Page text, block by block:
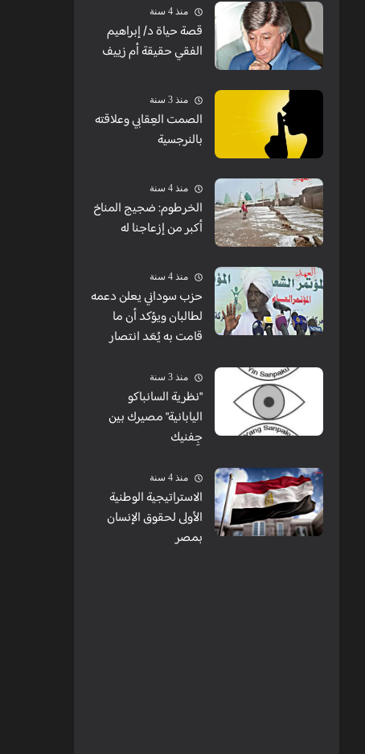
منذ 4 سنة
قصة حياة د/ إبراهيم
الفقي حقيقة أم زييف
منذ 3 سنة
الصمت العِقابي وعلاقته
بالنرجسية
منذ 4 سنة
الخرطوم: ضجيج المناخ
أكبر من إزعاجنا له
منذ 4 سنة
حزب سوداني يعلن دعمه
لطالبان ويؤكد أن ما
قامت به يُعَد انتصار
منذ 3 سنة
"نظرية السانباكو
اليابانية" مصيرك بين
جِفنيك
منذ 4 سنة
الاستراتيجية الوطنية
الأولى لحقوق الإنسان
بمصر